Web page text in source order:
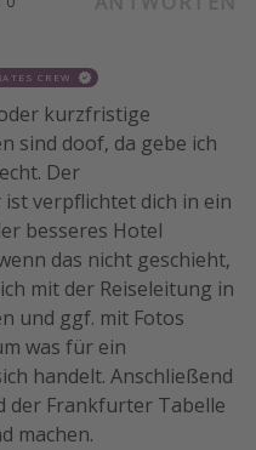
CREW
kurzfristige
sind doof, da gebe ich
Der
verpflichtet dich in ein
besseres Hotel
das nicht geschieht,
mit der Reiseleitung in
und ggf. mit Fotos
was für ein
handelt. Anschließend
der Frankfurter Tabelle
machen.